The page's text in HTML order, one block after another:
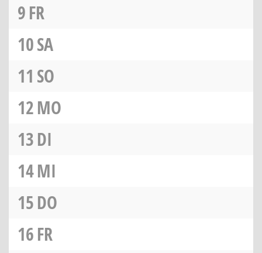
9FR
10SA
11 SO
12MO
13DI
14MI
15DO
16FR